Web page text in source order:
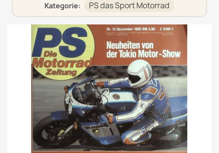
Kategorie: PS das Sport Motorrad